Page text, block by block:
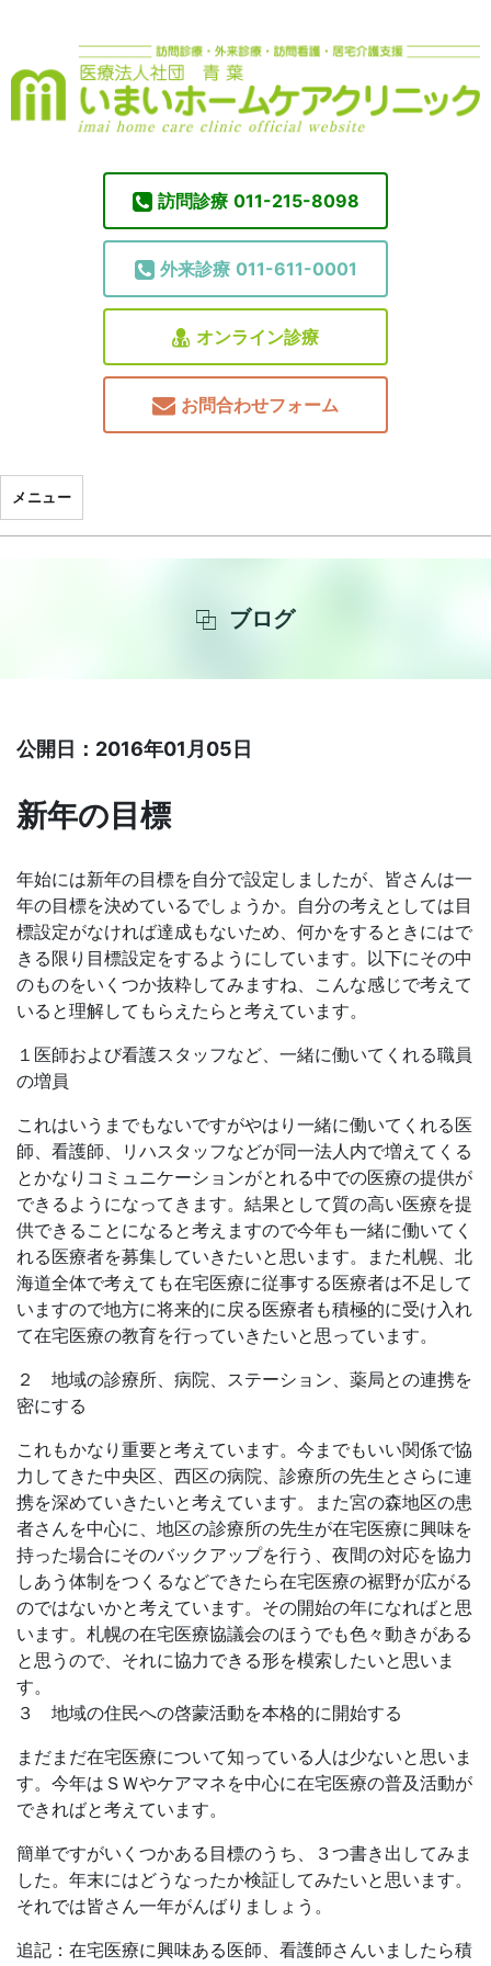
訪問診療 011-215-8098
外来診療 011-611-0001
オンライン診療
お問合わせフォーム
メニュー
ブログ
公開日：2016年01月05日
新年の目標
年始には新年の目標を自分で設定しましたが、皆さんは一
年の目標を決めているでしょうか。自分の考えとしては目
標設定がなければ達成もないため、何かをするときにはで
きる限り目標設定をするようにしています。以下にその中
のものをいくつか抜粋してみますね、こんな感じで考えて
いると理解してもらえたらと考えています。
１医師および看護スタッフなど、一緒に働いてくれる職員
の増員
これはいうまでもないですがやはり一緒に働いてくれる医
師、看護師、リハスタッフなどが同一法人内で増えてくる
とかなりコミュニケーションがとれる中での医療の提供が
できるようになってきます。結果として質の高い医療を提
供できることになると考えますので今年も一緒に働いてく
れる医療者を募集していきたいと思います。また札幌、北
海道全体で考えても在宅医療に従事する医療者は不足して
いますので地方に将来的に戻る医療者も積極的に受け入れ
て在宅医療の教育を行っていきたいと思っています。
２ 地域の診療所、病院、ステーション、薬局との連携を
密にする
これもかなり重要と考えています。今までもいい関係で協
力してきた中央区、西区の病院、診療所の先生とさらに連
携を深めていきたいと考えています。また宮の森地区の患
者さんを中心に、地区の診療所の先生が在宅医療に興味を
持った場合にそのバックアップを行う、夜間の対応を協力
しあう体制をつくるなどできたら在宅医療の裾野が広がる
のではないかと考えています。その開始の年になればと思
います。札幌の在宅医療協議会のほうでも色々動きがある
と思うので、それに協力できる形を模索したいと思いま
す。
３ 地域の住民への啓蒙活動を本格的に開始する
まだまだ在宅医療について知っている人は少ないと思いま
す。今年はＳＷやケアマネを中心に在宅医療の普及活動が
できればと考えています。
簡単ですがいくつかある目標のうち、３つ書き出してみま
した。年末にはどうなったか検証してみたいと思います。
それでは皆さん一年がんばりましょう。
追記：在宅医療に興味ある医師、看護師さんいましたら積